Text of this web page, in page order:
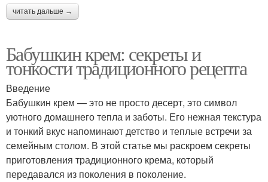
читать дальше →
Бабушкин крем: секреты и
тонкости традиционного рецепта
Введение
Бабушкин крем — это не просто десерт, это символ
уютного домашнего тепла и заботы. Его нежная текстура
и тонкий вкус напоминают детство и теплые встречи за
семейным столом. В этой статье мы раскроем секреты
приготовления традиционного крема, который
передавался из поколения в поколение.